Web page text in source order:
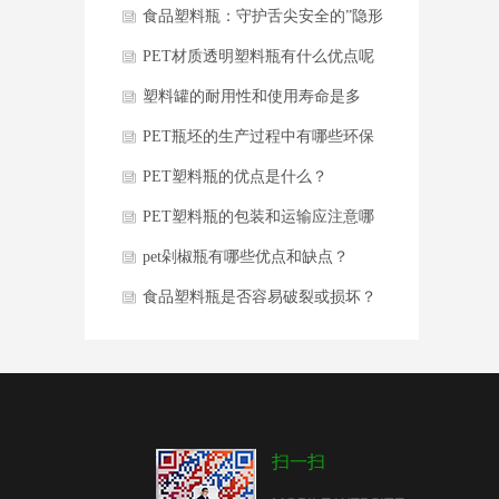
题
食品塑料瓶：守护舌尖安全的”隐形
卫士”
PET材质透明塑料瓶有什么优点呢
塑料罐的耐用性和使用寿命是多
久？
PET瓶坯的生产过程中有哪些环保
要求？
PET塑料瓶的优点是什么？
PET塑料瓶的包装和运输应注意哪
些事项
pet剁椒瓶有哪些优点和缺点？
食品塑料瓶是否容易破裂或损坏？
扫一扫